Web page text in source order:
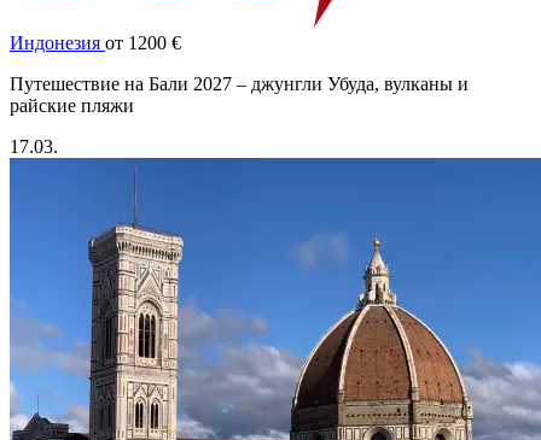
Индонезия от 1200 €
Путешествие на Бали 2027 – джунгли Убуда, вулканы и
райские пляжи
17.03.